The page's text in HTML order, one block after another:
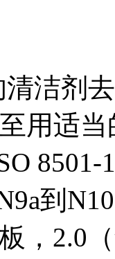
洁剂
用适
到
，2.0